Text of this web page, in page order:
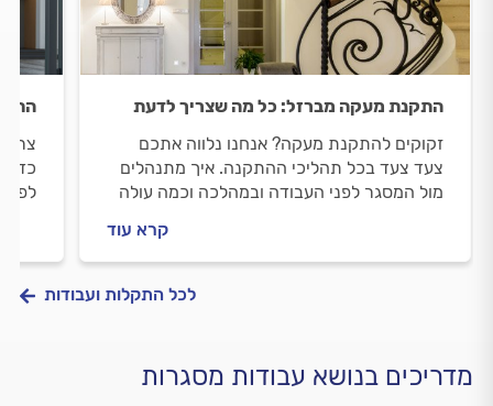
התקנת מעקה מברזל: כל מה שצריך לדעת
זקוקים להתקנת מעקה? אנחנו נלווה אתכם
צעד צעד בכל תהליכי ההתקנה. איך מתנהלים
מול המסגר לפני העבודה ובמהלכה וכמה עולה
קרא עוד
כדי
לכל התקלות ועבודות
מדריכים בנושא עבודות מסגרות